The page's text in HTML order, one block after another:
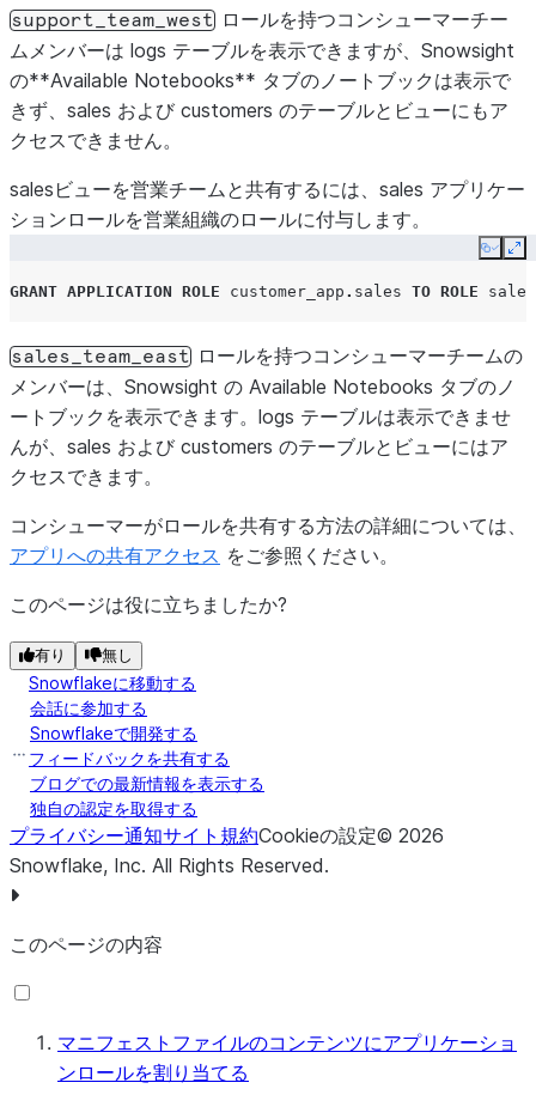
- my_database:
schemas
-
my_schema
:
roles
[]
# Accessible to app owners
tables
roles: [sales] # Accessible to
- marketing_table:
# Accessible to
roles
[operations]
# Accessible
views:
-
sales_view:
roles : [ sales
# Accessible to
roles: [marketing] # Accessible to
-
customer_view :
- operations_view
support_team_west ロールを持つコンシューマーチー
ムメンバーは logs テーブルを表示できますが、Snowsight
の**Available Notebooks** タブのノートブックは表示で
きず、 sales および customers のテーブルとビューにもア
クセスできません。
salesビューを営業チームと共有するには、 sales アプリケー
ションロールを営業組織のロールに付与します。
Copy
GRANT APPLICATION ROLE customer_app . sales TO ROLE
sales_team_east ロールを持つコンシューマーチームの
メンバーは、Snowsight の Available Notebooks タブのノ
ートブックを表示できます。 logs テーブルは表示できませ
んが、 sales および customers のテーブルとビューにはア
クセスできます。
コンシューマーがロールを共有する方法の詳細については、
アプリへの共有アクセス をご参照ください。
このページは役に立ちましたか?
有り 無し
Snowflakeに移動する
会話に参加する
Snowflakeで開発する
フィードバックを共有する
ブログでの最新情報を表示する
独自の認定を取得する
プライバシー通知サイト規約Cookieの設定© 2026
Snowflake, Inc. All Rights Reserved.
このページの内容
マニフェストファイルのコンテンツにアプリケーショ
ンロールを割り当てる